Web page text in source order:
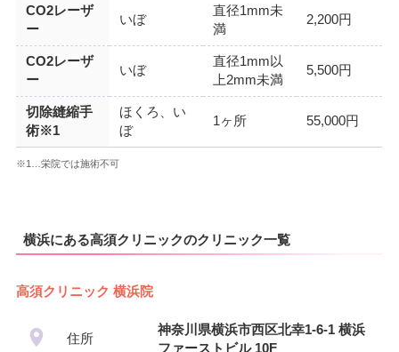
CO2レーザ
ー
いぼ
直径1mm未
満
2,200円
CO2レーザ
ー
いぼ
直径1mm以
上2mm未満
5,500円
切除縫縮手
術※1
ほくろ、い
ぼ
1ヶ所 55,000円
※1…栄院では施術不可
横浜にある高須クリニックのクリニック一覧
高須クリニック 横浜院
住所
神奈川県横浜市西区北幸1-6-1 横浜
ファーストビル 10F